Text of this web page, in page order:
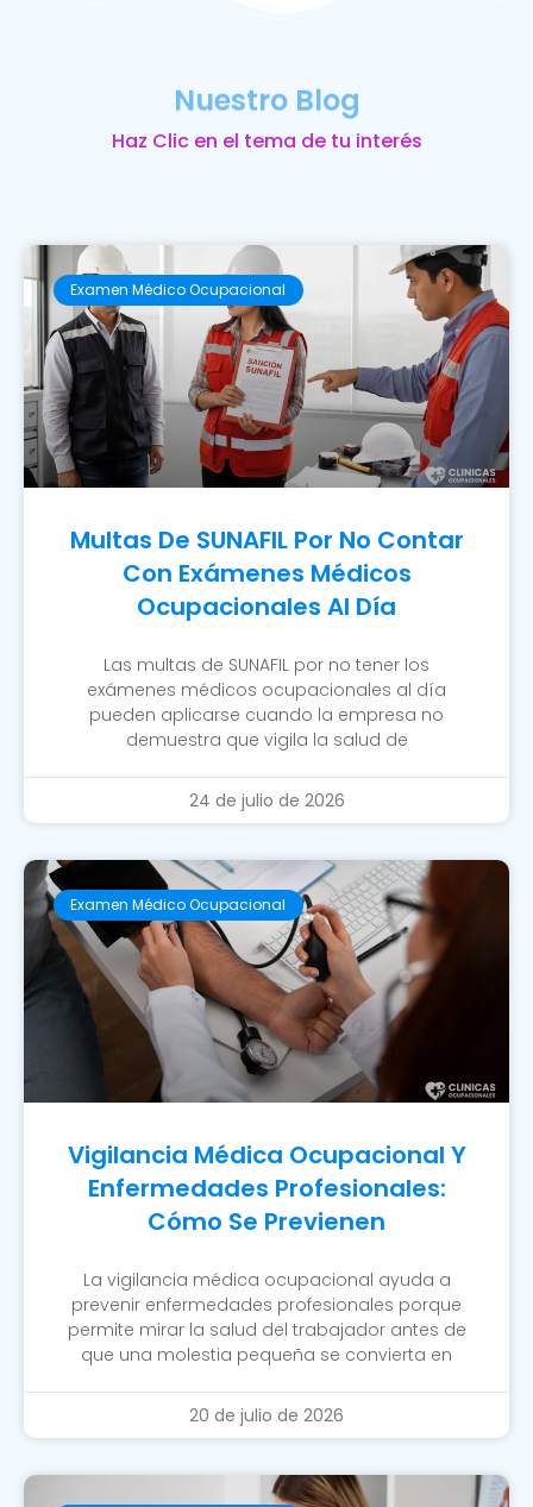
Nuestro Blog
Haz Clic en el tema de tu interés
Examen Médico Ocupacional
Multas De SUNAFIL Por No Contar
Con Exámenes Médicos
Ocupacionales Al Día
Las multas de SUNAFIL por no tener los
exámenes médicos ocupacionales al día
pueden aplicarse cuando la empresa no
demuestra que vigila la salud de
24 de julio de 2026
Examen Médico Ocupacional
Vigilancia Médica Ocupacional Y
Enfermedades Profesionales:
Cómo Se Previenen
La vigilancia médica ocupacional ayuda a
prevenir enfermedades profesionales porque
permite mirar la salud del trabajador antes de
que una molestia pequeña se convierta en
20 de julio de 2026